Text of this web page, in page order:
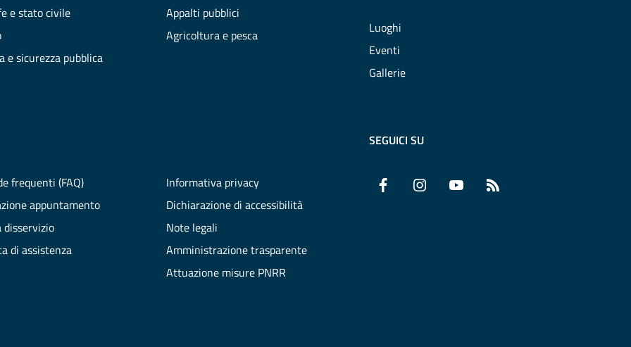
e stato civile
e sicurezza pubblica
Appalti pubblici
Agricoltura e pesca
Luoghi
Eventi
Gallerie
frequenti (FAQ)
appuntamento
disservizio
di assistenza
Informativa privacy
Dichiarazione di accessibilità
Note legali
Amministrazione trasparente
Attuazione misure PNRR
SEGUICI SU
Facebook InstagramYouTube